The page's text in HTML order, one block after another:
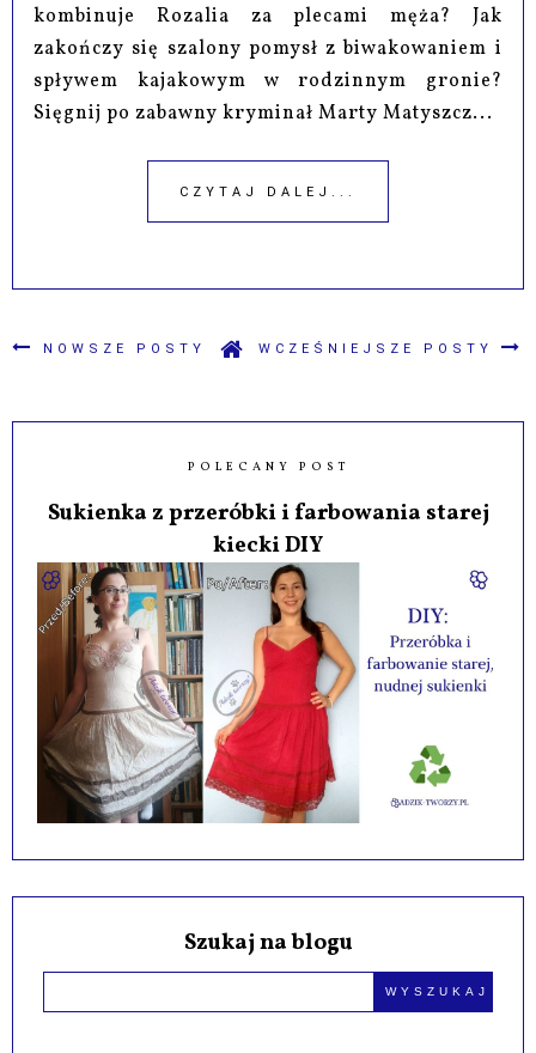
kombinuje Rozalia za plecami męża? Jak
zakończy się szalony pomysł z biwakowaniem i
spływem kajakowym w rodzinnym gronie?
Sięgnij po zabawny kryminał Marty Matyszcz...
CZYTAJ DALEJ...
NOWSZE POSTY WCZEŚNIEJSZE POSTY
POLECANY POST
Sukienka z przeróbki i farbowania starej
kiecki DIY
Szukaj na blogu